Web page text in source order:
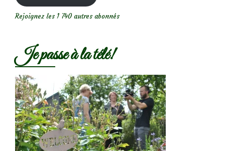
Rejoignez les 1 740 autres abonnés
Je passe à la télé!